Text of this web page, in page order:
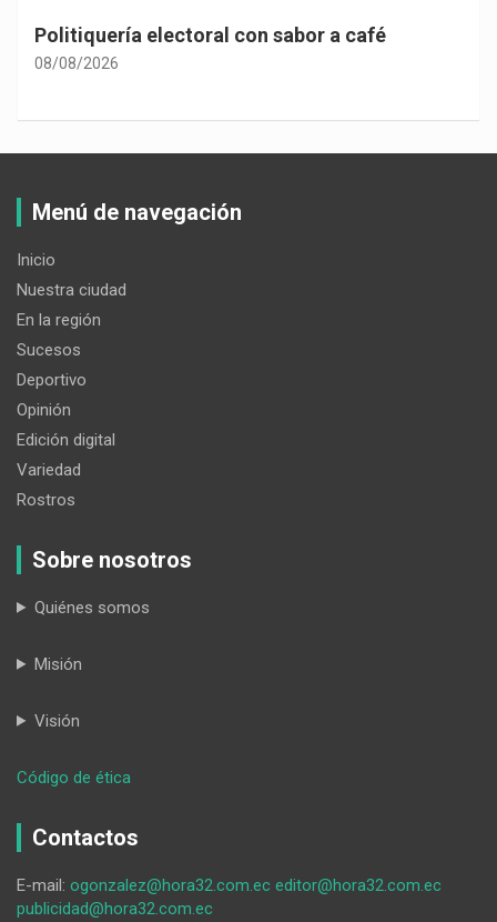
Politiquería electoral con sabor a café
08/08/2026
Menú de navegación
Inicio
Nuestra ciudad
En la región
Sucesos
Deportivo
Opinión
Edición digital
Variedad
Rostros
Sobre nosotros
Quiénes somos
Misión
Visión
Código de ética
de
población
Contactos
E-mail: ogonzalez@hora32.com.ec editor@hora32.com.ec
publicidad@hora32.com.ec